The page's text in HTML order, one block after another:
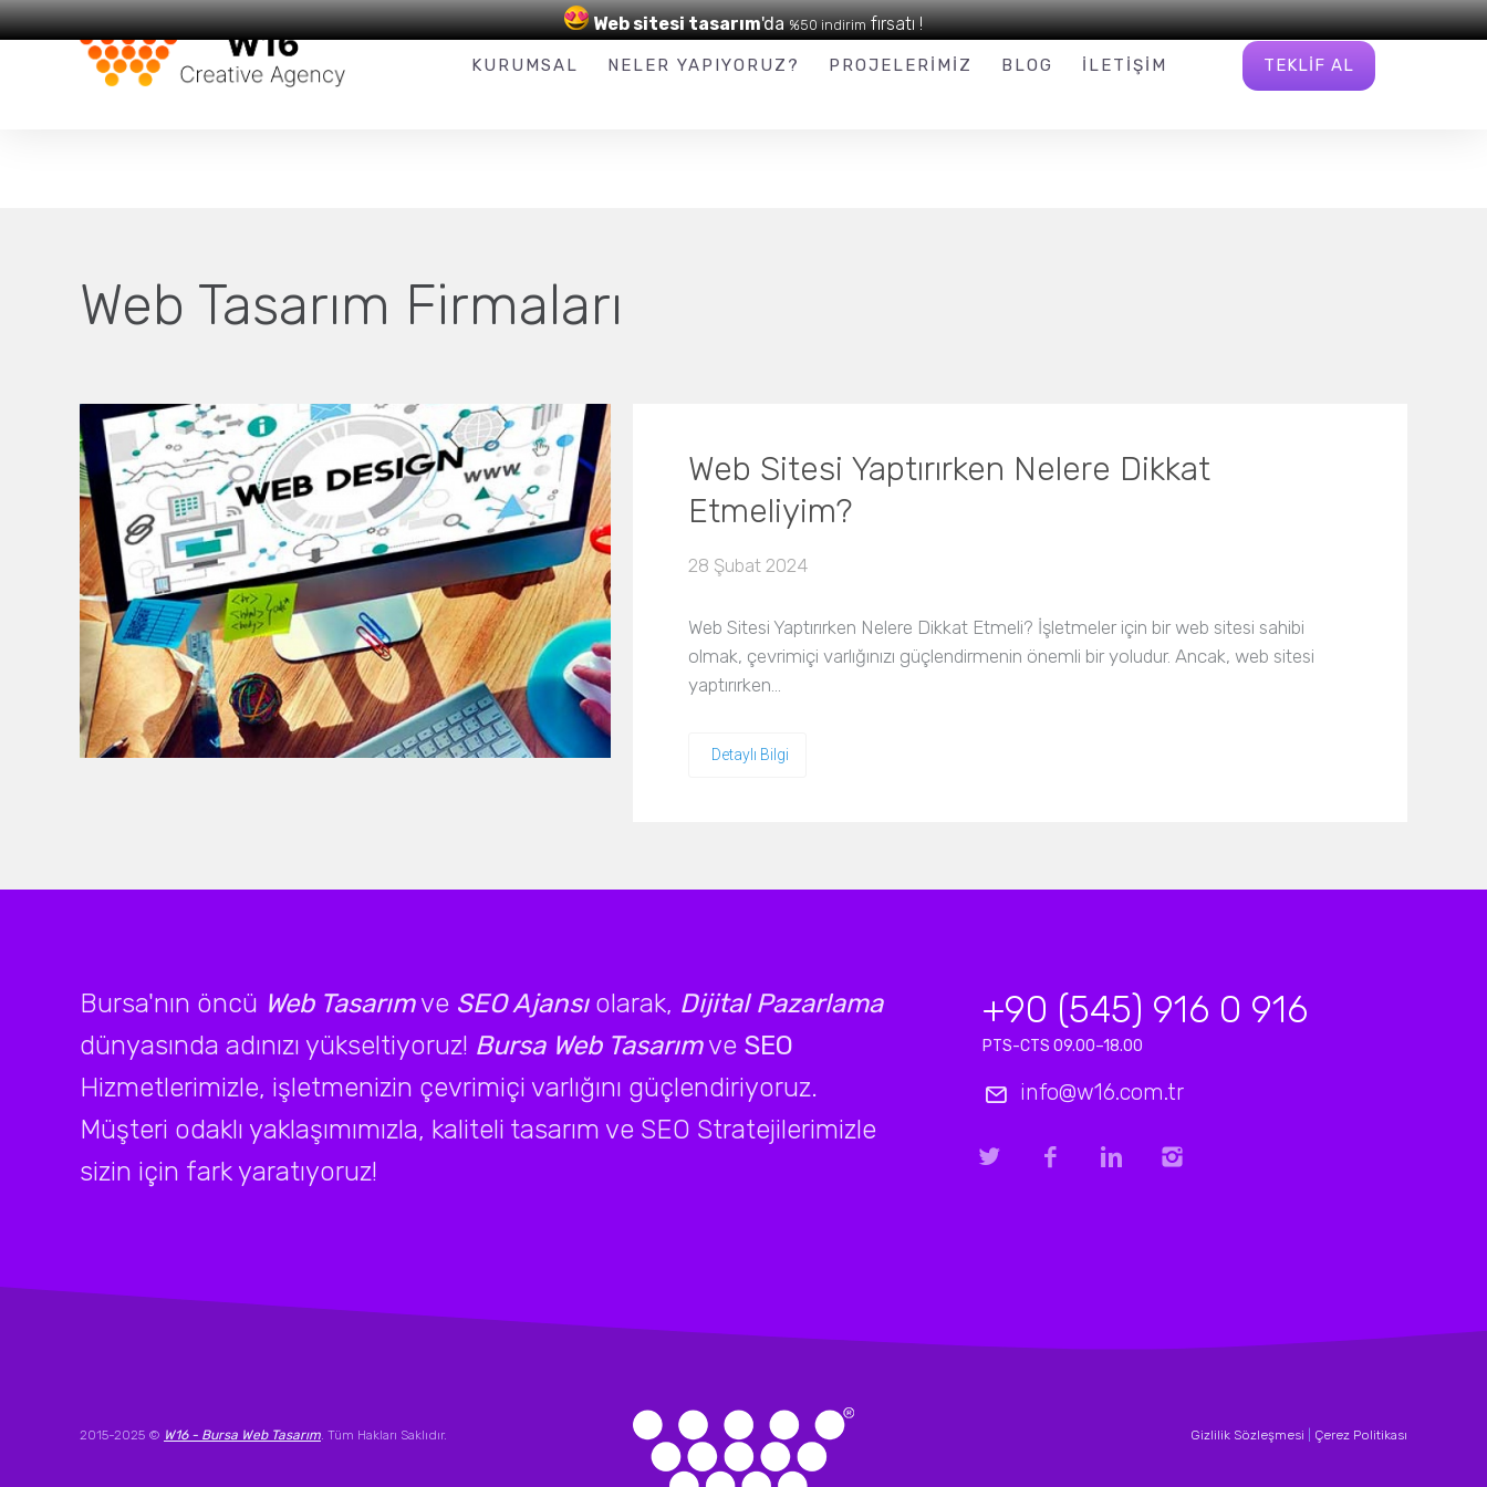
Web sitesi tasarım'da %50 indirim fırsatı !
Web Tasarım Hizmetleri 0 (545) 916 09 16 INFO@W16.COM.TR BIZI TAKIP EDIN
KURUMSAL NELER YAPIYORUZ? PROJELERIMIZ BLOG İLETIŞIM TEKLIF AL
Web Tasarım Firmaları
Web Sitesi Yaptırırken Nelere Dikkat
Etmeliyim?
28 Şubat 2024
Web Sitesi Yaptırırken Nelere Dikkat Etmeli? İşletmeler için bir web sitesi sahibi
olmak, çevrimiçi varlığınızı güçlendirmenin önemli bir yoludur. Ancak, web sitesi
yaptırırken…
Detaylı Bilgi
Bursa'nın öncü Web Tasarımve SEO Ajansıolarak, Dijital Pazarlama
dünyasında adınızı yükseltiyoruz! Bursa Web Tasarımve SEO
Hizmetlerimizle, işletmenizin çevrimiçi varlığını güçlendiriyoruz.
Müşteri odaklı yaklaşımımızla, kaliteli tasarım ve SEO Stratejilerimizle
sizin için fark yaratıyoruz!
+90 (545) 916 0 916
PTS-CTS 09.00–18.00
info@w16.com.tr
2015-2025 © W16 - Bursa Web Tasarım. Tüm Hakları Saklıdır. Gizlilik Sözleşmesi Çerez Politikası